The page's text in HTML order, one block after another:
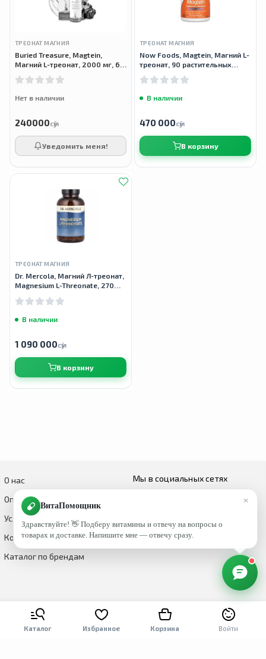
ТРЕОНАТ МАГНИЯ
Buried Treasure, Magtein,
Магний L-треонат, 2000 мг, 60
мл
Нет в наличии
240000сӯм
Уведомить меня!
ТРЕОНАТ МАГНИЯ
Now Foods, Magtein, Магний L-
треонат, 90 растительных
капсул
В наличии
470 000сӯм
В корзину
ТРЕОНАТ МАГНИЯ
Dr. Mercola, Магний Л-треонат,
Magnesium L-Threonate, 270
В наличии
1 090 000сӯм
В корзину
Каталог Избранное Корзина Войти
О нас
Оплата и доставка
Условия возврата и обмена
Контакты
Каталог по брендам
Мы в социальных сетях
×
ВитаПомощник
Здравствуйте! 👋 Подберу витамины и отвечу на вопросы о
товарах и доставке. Напишите мне — отвечу сразу.